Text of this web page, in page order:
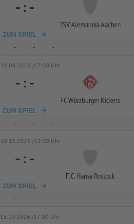
- : -
TSV Alemannia Aachen
ZUM SPIEL
- - -
18.09.2026 /17:00 Uhr
- : -
FC Würzburger Kickers
ZUM SPIEL
- - -
10.10.2026 /12:00 Uhr
- : -
F.C. Hansa Rostock
ZUM SPIEL
- - -
13.10.2026 /17:00 Uhr